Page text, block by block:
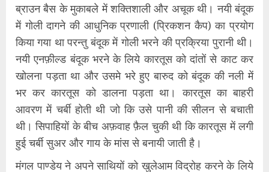
ब्राउन बैस के मुकाबले में शक्तिशाली और अचूक थी। नयी बंदूक
में गोली दागने की आधुनिक प्रणाली (प्रिकशन कैप) का प्रयोग
किया गया था परन्तु बंदूक में गोली भरने की प्रक्रिया पुरानी थी।
नयी एनफ़ील्ड बंदूक भरने के लिये कारतूस को दांतों से काट कर
खोलना पड़ता था और उसमे भरे हुए बारुद को बंदूक की नली में
भर कर कारतूस को डालना पड़ता था। कारतूस का बाहरी
आवरण में चर्बी होती थी जो कि उसे पानी की सीलन से बचाती
थी। सिपाहियों के बीच अफ़वाह फ़ैल चुकी थी कि कारतूस में लगी
हुई चर्बी सुअर और गाय के मांस से बनायी जाती है।
मंगल पाण्डेय ने अपने साथियों को खुलेआम विद्रोह करने के लिये